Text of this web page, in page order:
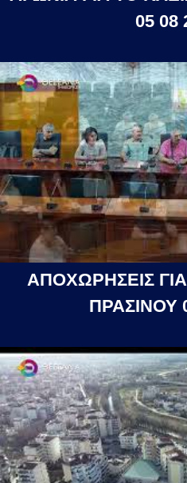
05 08
ΑΠΟΧΩΡΗΣΕΙΣ
ΠΡΑΣΙΝΟΥ